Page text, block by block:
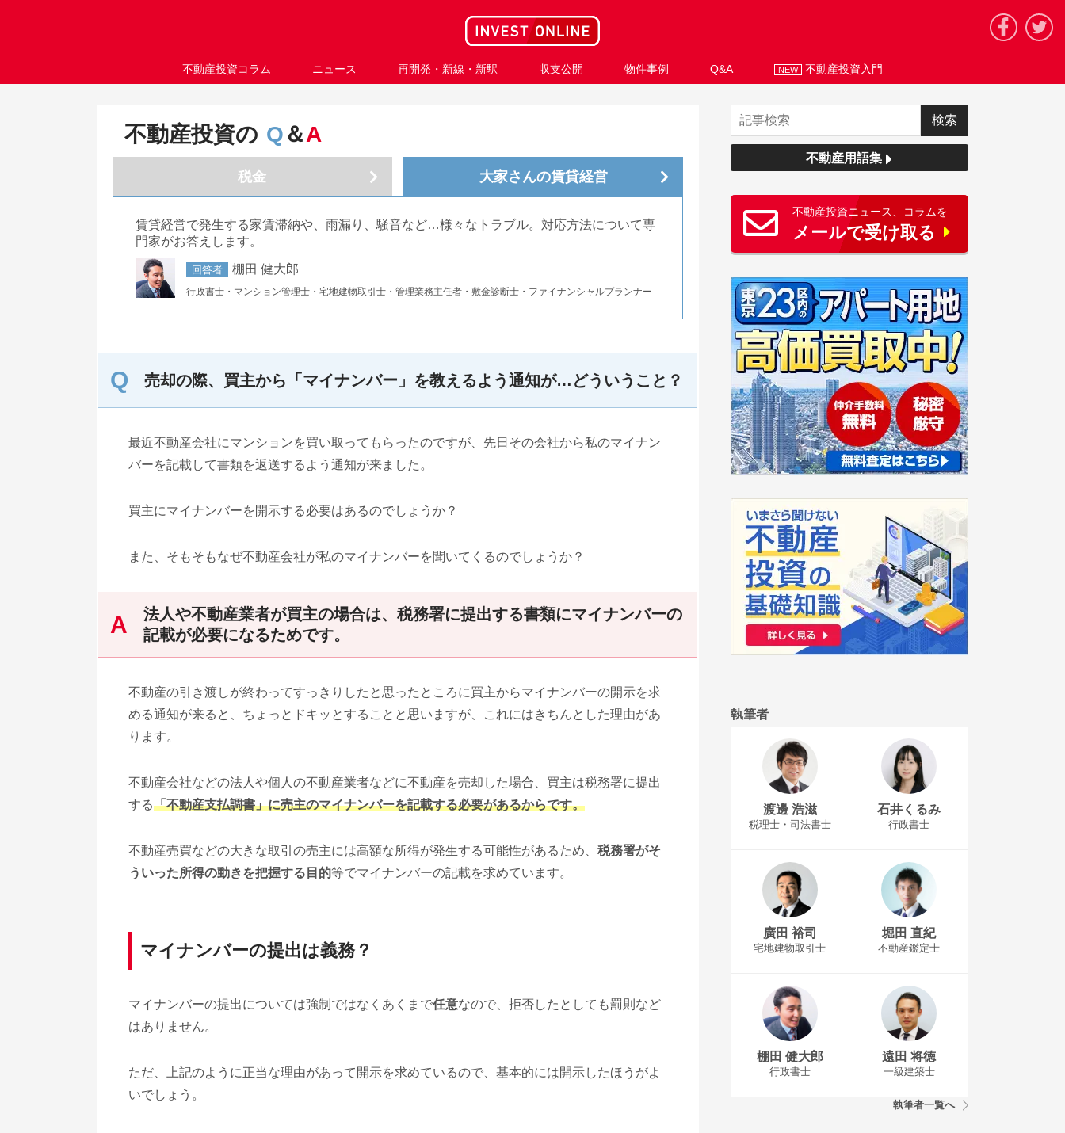
不動産投資コラム ニュース 再開発・新線・新駅 収支公開 物件事例 Q&A NEW 不動産投資入門
不動産投資の Q＆A
税金 大家さんの賃貸経営
賃貸経営で発生する家賃滞納や、雨漏り、騒音など…様々なトラブル。対応方法について専
門家がお答えします。
回答者 棚田 健大郎
行政書士・マンション管理士・宅地建物取引士・管理業務主任者・敷金診断士・ファイナンシャルプランナー
売却の際、買主から「マイナンバー」を教えるよう通知が…どういうこと？
最近不動産会社にマンションを買い取ってもらったのですが、先日その会社から私のマイナン
バーを記載して書類を返送するよう通知が来ました。
買主にマイナンバーを開示する必要はあるのでしょうか？
また、そもそもなぜ不動産会社が私のマイナンバーを聞いてくるのでしょうか？
法人や不動産業者が買主の場合は、税務署に提出する書類にマイナンバーの
記載が必要になるためです。
不動産の引き渡しが終わってすっきりしたと思ったところに買主からマイナンバーの開示を求
める通知が来ると、ちょっとドキッとすることと思いますが、これにはきちんとした理由があ
ります。
不動産会社などの法人や個人の不動産業者などに不動産を売却した場合、買主は税務署に提出
する「不動産支払調書」に売主のマイナンバーを記載する必要があるからです。
不動産売買などの大きな取引の売主には高額な所得が発生する可能性があるため、 税務署がそ
ういった所得の動きを把握する目的等でマイナンバーの記載を求めています。
マイナンバーの提出は義務？
マイナンバーの提出については強制ではなくあくまで任意なので、拒否したとしても罰則など
はありません。
ただ、上記のように正当な理由があって開示を求めているので、基本的には開示したほうがよ
いでしょう。
不動産用語集
不動産投資ニュース、コラムを
メールで受け取る
執筆者
渡邊 浩滋
税理士・司法書士
石井くるみ
行政書士
廣田 裕司
宅地建物取引士
堀田 直紀
不動産鑑定士
棚田 健大郎
行政書士
遠田 将徳
一級建築士
執筆者一覧へ